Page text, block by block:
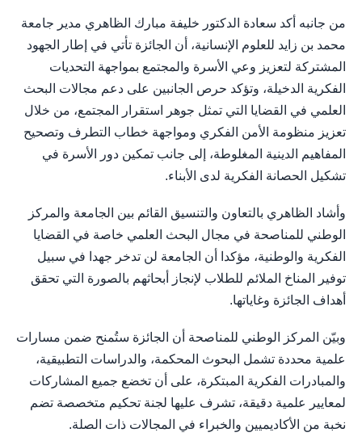
من جانبه أكد سعادة الدكتور خليفة مبارك الظاهري مدير جامعة
محمد بن زايد للعلوم الإنسانية، أن الجائزة تأتي في إطار الجهود
المشتركة لتعزيز وعي الأسرة والمجتمع بمواجهة التحديات
الفكرية الدخيلة، وتؤكد حرص الجانبين على دعم مجالات البحث
العلمي في القضايا التي تمثل جوهر استقرار المجتمع، من خلال
تعزيز منظومة الأمن الفكري ومواجهة خطاب التطرف وتصحيح
المفاهيم الدينية المغلوطة، إلى جانب تمكين دور الأسرة في
تشكيل الحصانة الفكرية لدى الأبناء.
وأشاد الظاهري بالتعاون والتنسيق القائم بين الجامعة والمركز
الوطني للمناصحة في مجال البحث العلمي خاصة في القضايا
الفكرية والوطنية، مؤكدا أن الجامعة لن تدخر جهدا في سبيل
توفير المناخ الملائم للطلاب لإنجاز أبحاثهم بالصورة التي تحقق
أهداف الجائزة وغاياتها.
وبيّن المركز الوطني للمناصحة أن الجائزة ستُمنح ضمن مسارات
علمية محددة تشمل البحوث المحكمة، والدراسات التطبيقية،
والمبادرات الفكرية المبتكرة، على أن تخضع جميع المشاركات
لمعايير علمية دقيقة، تشرف عليها لجنة تحكيم متخصصة تضم
نخبة من الأكاديميين والخبراء في المجالات ذات الصلة.